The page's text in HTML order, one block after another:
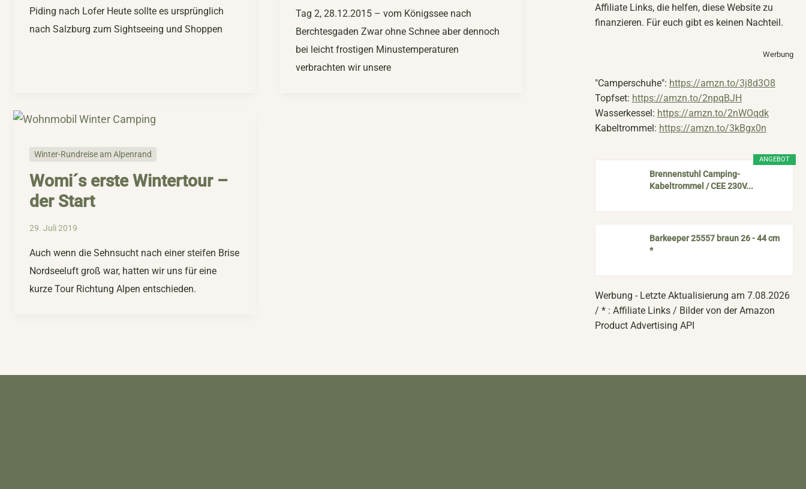
Piding nach Lofer Heute sollte es ursprünglich
nach Salzburg zum Sightseeing und Shoppen
Tag 2, 28.12.2015 – vom Königssee nach
Berchtesgaden Zwar ohne Schnee aber dennoch
bei leicht frostigen Minustemperaturen
verbrachten wir unsere
Winter-Rundreise am Alpenrand
Womi´s erste Wintertour –
der Start
29. Juli 2019
Auch wenn die Sehnsucht nach einer steifen Brise
Nordseeluft groß war, hatten wir uns für eine
kurze Tour Richtung Alpen entschieden.
Affiliate Links, die helfen, diese Website zu
finanzieren. Für euch gibt es keinen Nachteil.
Werbung
"Camperschuhe": https://amzn.to/3j8d3O8
Topfset: https://amzn.to/2npqBJH
Wasserkessel: https://amzn.to/2nWOqdk
Kabeltrommel: https://amzn.to/3kBgx0n
ANGEBOT
Brennenstuhl Camping-
Kabeltrommel / CEE 230V...
Barkeeper 25557 braun 26 - 44 cm
*
Werbung - Letzte Aktualisierung am 7.08.2026
/ * : Affiliate Links / Bilder von der Amazon
Product Advertising API